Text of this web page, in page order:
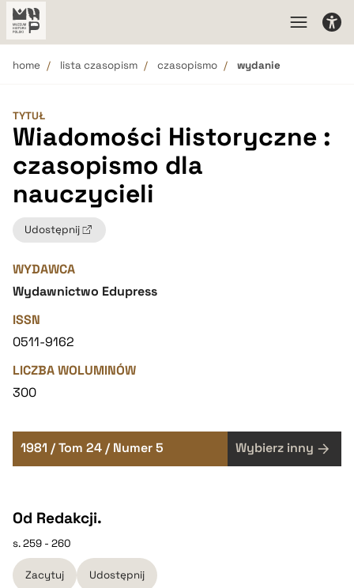
home lista czasopism czasopismo wydanie
TYTUŁ
Wiadomości Historyczne :
czasopismo dla
nauczycieli
Udostępnij
WYDAWCA
Wydawnictwo Edupress
ISSN
0511-9162
LICZBA WOLUMINÓW
300
1981 / Tom 24 / Numer 5 Wybierz inny
Od Redakcji.
s. 259 - 260
Zacytuj Udostępnij